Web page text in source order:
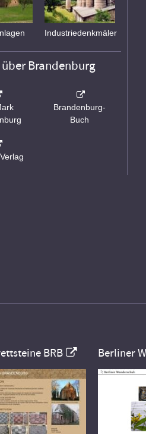
Industriedenkmäler
Brandenburg
Brandenburg-
Buch
BRB Berliner